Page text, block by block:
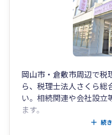
岡山市・倉敷市周辺で税
ら、税理士法人さくら総
い。相続関連や会社設立
ます。
遺言書の作成や遺産分割
続